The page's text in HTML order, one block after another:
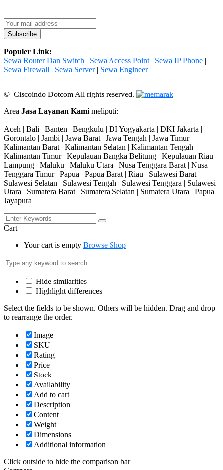
Populer Link:
Sewa Router Dan Switch | Sewa Access Point| Sewa IP Phone |
Sewa Firewall | Sewa Server| Sewa Engineer
© Ciscoindo Dotcom All rights reserved.
Area Jasa Layanan Kamimeliputi:
Aceh | Bali | Banten | Bengkulu | DI Yogyakarta | DKI Jakarta |
Gorontalo | Jambi | Jawa Barat | Jawa Tengah | Jawa Timur |
Kalimantan Barat | Kalimantan Selatan | Kalimantan Tengah |
Kalimantan Timur | Kepulauan Bangka Belitung | Kepulauan Riau |
Lampung | Maluku | Maluku Utara | Nusa Tenggara Barat | Nusa
Tenggara Timur | Papua | Papua Barat | Riau | Sulawesi Barat |
Sulawesi Selatan | Sulawesi Tengah | Sulawesi Tenggara | Sulawesi
Utara | Sumatera Barat | Sumatera Selatan | Sumatera Utara | Papua
Jayapura
Cart
Your cart is empty Browse Shop
Hide similarities
Highlight differences
Select the fields to be shown. Others will be hidden. Drag and drop
to rearrange the order.
Image
SKU
Rating
Price
Stock
Availability
Add to cart
Description
Content
Weight
Dimensions
Additional information
Click outside to hide the comparison bar